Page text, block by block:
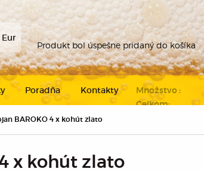
Produkt bol úspešne pridaný do košíka
Množstvo :
Celkom:
BAROKO 4 x kohút zlato
x kohút zlato
Poradňa Kontakty